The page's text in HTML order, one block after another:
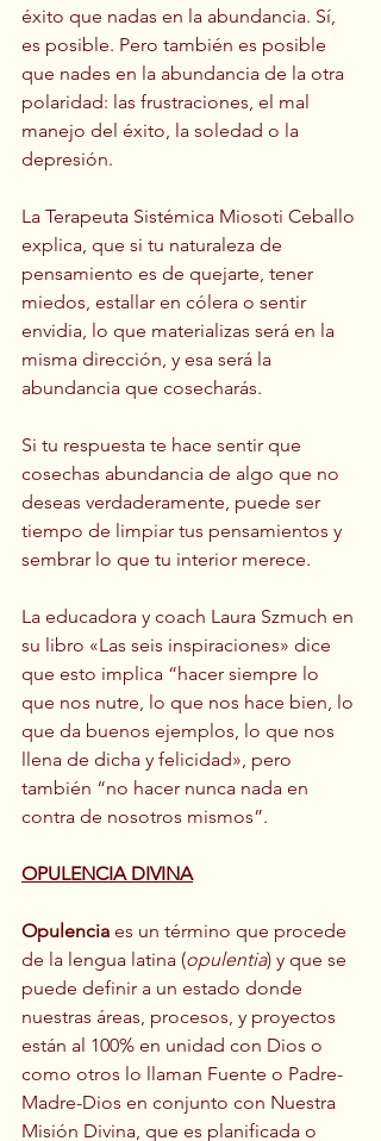
éxito que nadas en la abundancia. Sí,
es posible. Pero también es posible
que nades en la abundancia de la otra
polaridad: las frustraciones, el mal
manejo del éxito, la soledad o la
depresión.
La Terapeuta Sistémica Miosoti Ceballo
explica, que si tu naturaleza de
pensamiento es de quejarte, tener
miedos, estallar en cólera o sentir
envidia, lo que materializas será en la
misma dirección, y esa será la
abundancia que cosecharás.
Si tu respuesta te hace sentir que
cosechas abundancia de algo que no
deseas verdaderamente, puede ser
tiempo de limpiar tus pensamientos y
sembrar lo que tu interior merece.
La educadora y coach Laura Szmuch en
su libro «Las seis inspiraciones» dice
que esto implica “hacer siempre lo
que nos nutre, lo que nos hace bien, lo
que da buenos ejemplos, lo que nos
llena de dicha y felicidad», pero
también “no hacer nunca nada en
contra de nosotros mismos”.
OPULENCIA DIVINA
Opulencia es un término que procede
de la lengua latina (opulentia) y que se
puede definir a un estado donde
nuestras áreas, procesos, y proyectos
están al 100% en unidad con Dios o
como otros lo llaman Fuente o Padre-
Madre-Dios en conjunto con Nuestra
Misión Divina, que es planificada o